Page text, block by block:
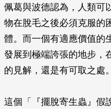
佩葛與波德認為，人類可
物在脫毛之後必須克服的
體。而一個有適應價值的
發展到極端誇張的地步，
的見解，還是有可取之處。
這個「『擺脫寄生蟲』假